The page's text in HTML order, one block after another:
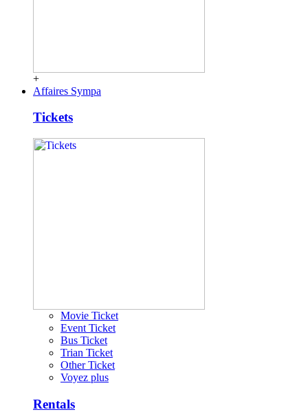
+
Affaires Sympa
Tickets
Movie Ticket
Event Ticket
Bus Ticket
Trian Ticket
Other Ticket
Voyez plus
Rentals